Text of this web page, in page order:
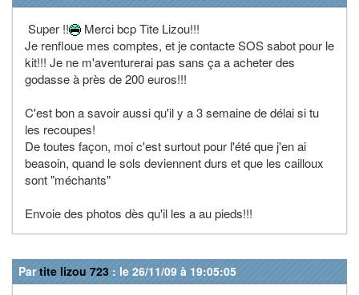
Super !!
Merci bcp Tite Lizou!!!
Je renfloue mes comptes, et je contacte SOS sabot pour le
kit!!! Je ne m'aventurerai pas sans ça a acheter des
godasse à près de 200 euros!!!
C'est bon a savoir aussi qu'il y a 3 semaine de délai si tu
les recoupes!
De toutes façon, moi c'est surtout pour l'été que j'en ai
beasoin, quand le sols deviennent durs et que les cailloux
sont "méchants"
Envoie des photos dès qu'il les a au pieds!!!
Partite lizou 723 : le 26/11/09 à 19:05:05